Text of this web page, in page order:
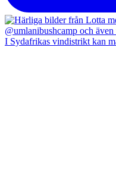
I Sydafrikas vindistrikt kan